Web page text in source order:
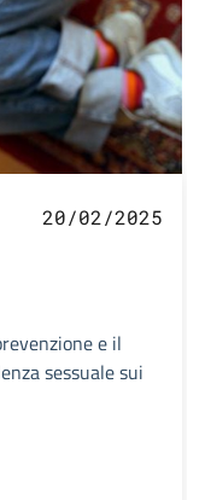
20/02/2025
e il
sessuale sui